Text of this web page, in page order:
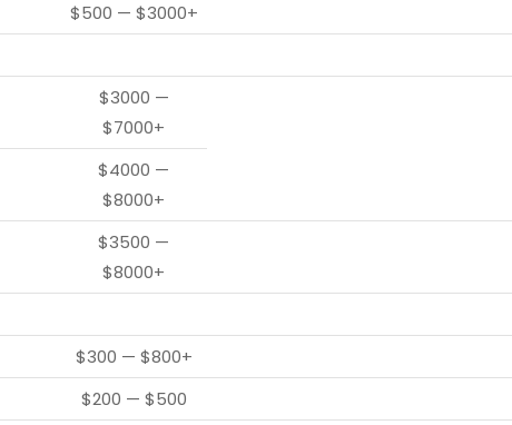
$500 — $3000+
$3000 —
$7000+
$4000 —
$8000+
$3500 —
$8000+
$300 — $800+
$200 — $500